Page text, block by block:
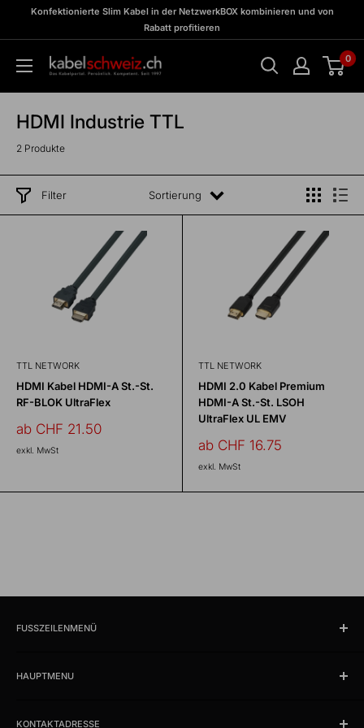
zu
BOX
Konfektionierte Slim Kabel in der NetzwerkBOX kombinieren und von
Rabatt profitieren
kabelschweiz 0
HDMI Industrie TTL
2 Produkte
Filter Sortierung
TTL NETWORK
HDMI Kabel HDMI-A St.-St.
RF-BLOK UltraFlex
Sonderpreis
ab CHF 21.50
exkl. MwSt
TTL NETWORK
HDMI 2.0 Kabel Premium
HDMI-A St.-St. LSOH
UltraFlex UL EMV
Sonderpreis
ab CHF 16.75
exkl. MwSt
FUSSZEILENMENÜ
Öffnungszeiten und Lokalität
AGB
HAUPTMENU
KONTAKTADRESSE